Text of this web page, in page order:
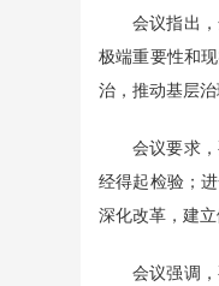
会议指出
极端重要性和
治，推动基层
会议要求
经得起检验；
深化改革，建
会议强调